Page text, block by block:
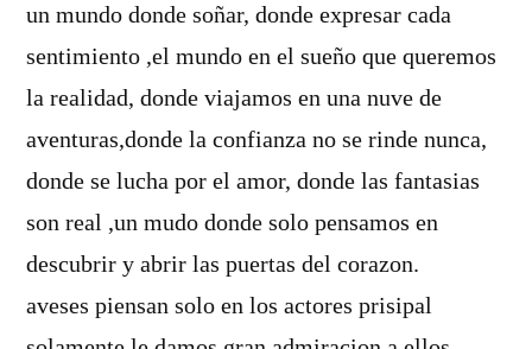
un mundo donde soñar, donde expresar cada
sentimiento ,el mundo en el sueño que queremos
la realidad, donde viajamos en una nuve de
aventuras,donde la confianza no se rinde nunca,
donde se lucha por el amor, donde las fantasias
son real ,un mudo donde solo pensamos en
descubrir y abrir las puertas del corazon.
aveses piensan solo en los actores prisipal